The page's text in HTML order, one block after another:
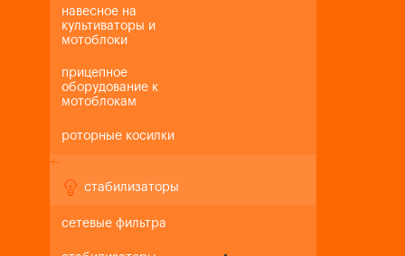
навесное на
культиваторы и
мотоблоки
прицепное
оборудование к
мотоблокам
роторные косилки
+-
стабилизаторы
сетевые фильтра